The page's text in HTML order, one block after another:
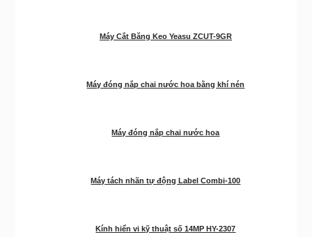
Máy Cắt Băng Keo Yeasu ZCUT-9GR
Máy đóng nắp chai nước hoa bằng khí nén
Máy đóng nắp chai nước hoa
Máy tách nhãn tự động Label Combi-100
Kính hiển vi kỹ thuật số 14MP HY-2307